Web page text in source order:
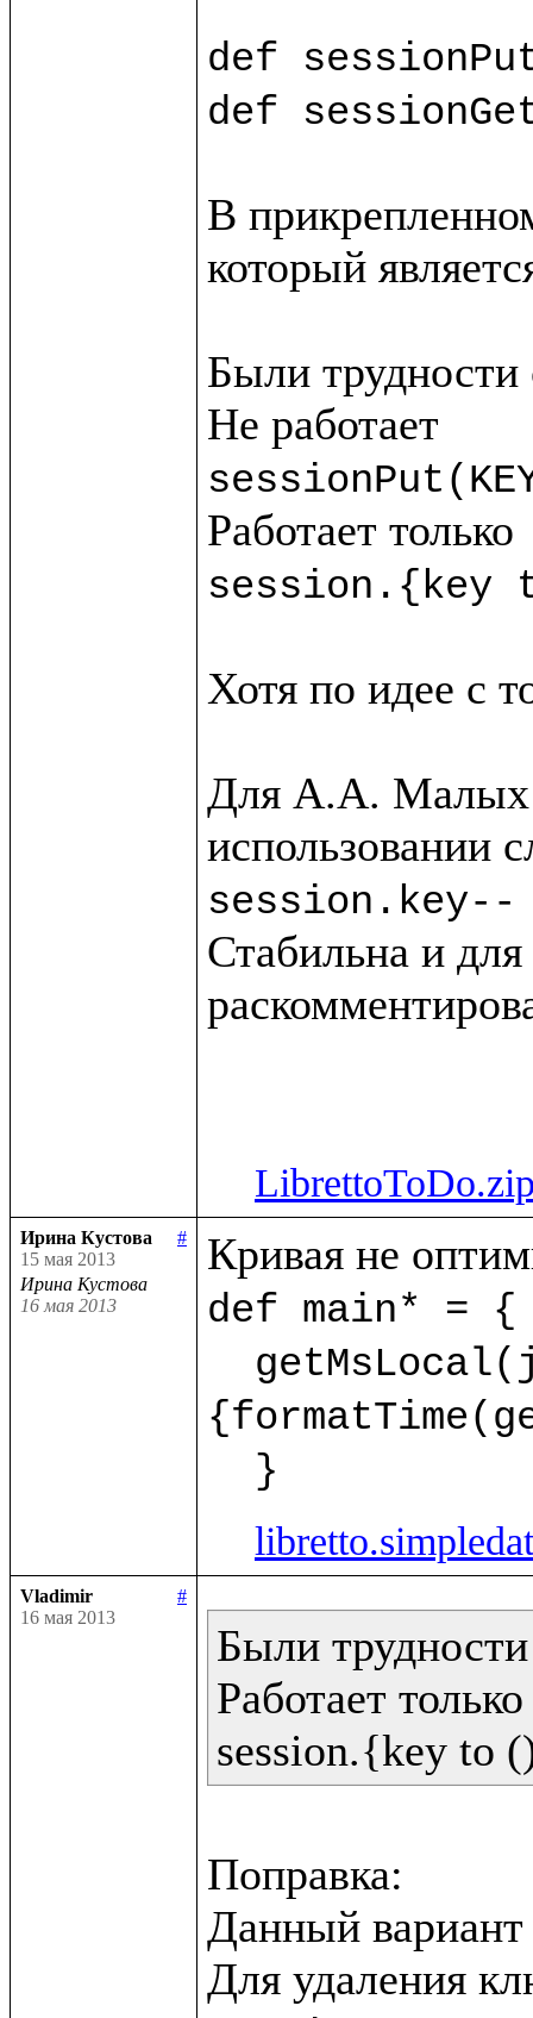
def
def
В
который
Были трудности
Хотя по идее с
Для А.А. Малых
session.key--
Стабильна и
Ирина Кустова
#
15 мая 2013
Ирина Кустова
16 мая 2013
def main* = {
  }
Vladimir
#
16 мая 2013
Были
Работает
Поправка:
Данный вариант